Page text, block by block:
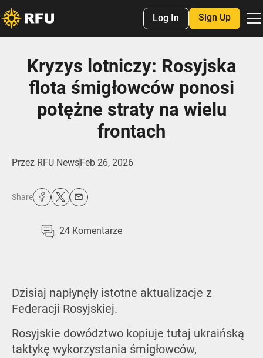
Log In Sign Up
Kryzys lotniczy: Rosyjska
flota śmigłowców ponosi
potężne straty na wielu
frontach
Przez RFU NewsFeb 26, 2026
Share
24 Komentarze
Dzisiaj napłynęły istotne aktualizacje z
Federacji Rosyjskiej.
Rosyjskie dowództwo kopiuje tutaj ukraińską
taktykę wykorzystania śmigłowców,